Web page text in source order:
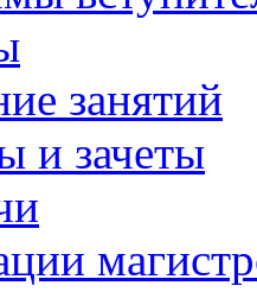
занятий
и зачеты